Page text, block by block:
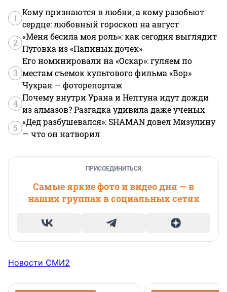
1
Кому признаются в любви, а кому разобьют
сердце: любовный гороскоп на август
2
«Меня бесила моя роль»: как сегодня выглядит
Пуговка из «Папиных дочек»
3
Его номинировали на «Оскар»: гуляем по
местам съемок культового фильма «Вор»
Чухрая — фоторепортаж
4
Почему внутри Урана и Нептуна идут дожди
из алмазов? Разгадка удивила даже ученых
5
«Дед разбушевался»: SHAMAN довел Мизулину
— что он натворил
ПРИСОЕДИНИТЬСЯ
Самые яркие фото и видео дня — в
наших группах в социальных сетях
Новости СМИ2